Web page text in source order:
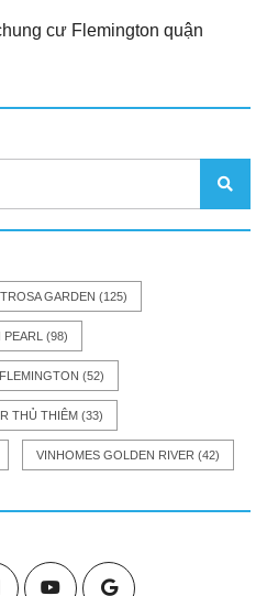
cư Flemington quận
GARDEN (125)
(98)
(52)
THỦ THIÊM (33)
VINHOMES GOLDEN RIVER (42)